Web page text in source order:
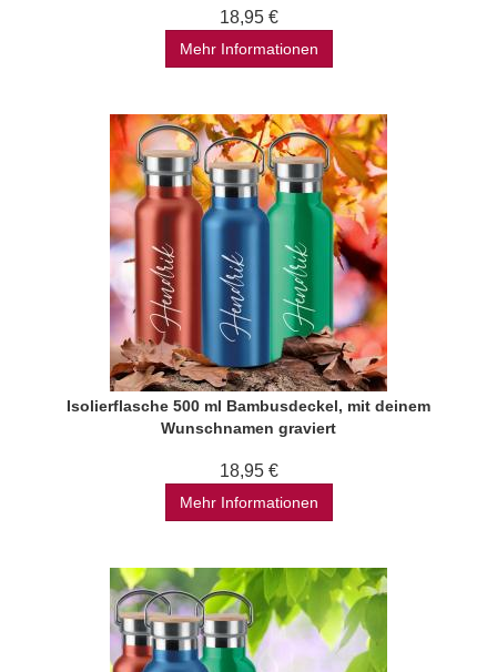
18,95 €
Mehr Informationen
Isolierflasche 500 ml Bambusdeckel, mit deinem
Wunschnamen graviert
18,95 €
Mehr Informationen